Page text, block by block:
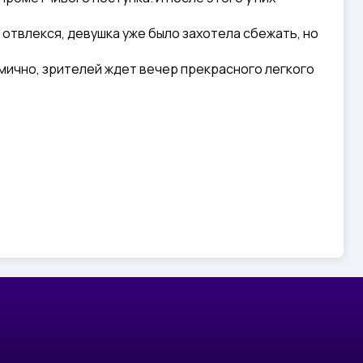
девушка уже было захотела сбежать, но
зрителей ждет вечер прекрасного легкого